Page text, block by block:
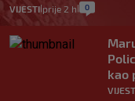
VIJESTI| prije 2 h 0
kao